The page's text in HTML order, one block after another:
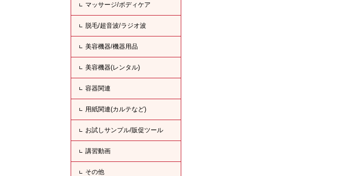
マッサージ/ボディケア
脱毛/超音波/ラジオ波
美容機器/機器用品
美容機器(レンタル)
容器関連
用紙関連(カルテなど)
お試しサンプル/販促ツール
講習動画
その他